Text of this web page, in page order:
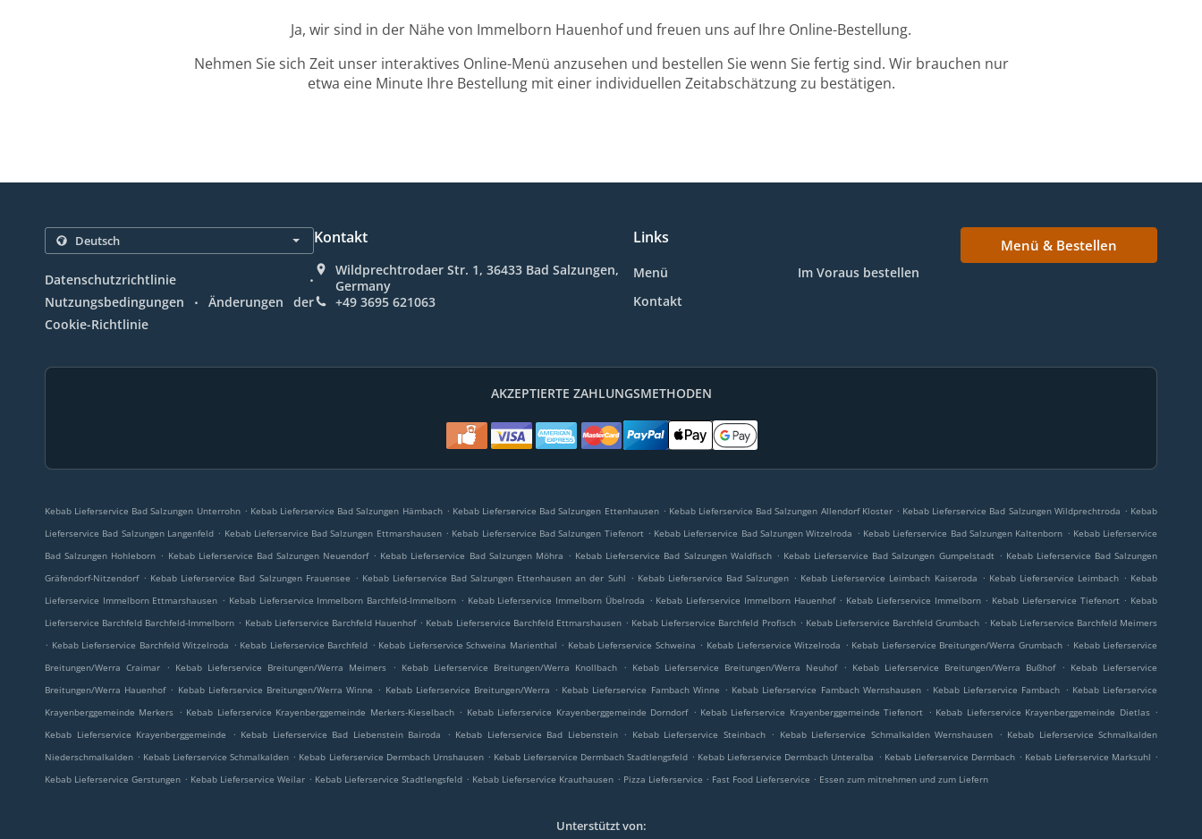
Ja, wir sind in der Nähe von Immelborn Hauenhof und freuen uns auf Ihre Online-Bestellung.
Nehmen Sie sich Zeit unser interaktives Online-Menü anzusehen und bestellen Sie wenn Sie fertig sind. Wir brauchen nur
etwa eine Minute Ihre Bestellung mit einer individuellen Zeitabschätzung zu bestätigen.
Datenschutzrichtlinie .
Nutzungsbedingungen .
Änderungen der
Cookie-Richtlinie
Kontakt
Wildprechtrodaer Str. 1, 36433 Bad Salzungen,
Germany
+49 3695 621063
Links
Menü
Im Voraus bestellen
Kontakt
Menü & Bestellen
AKZEPTIERTE ZAHLUNGSMETHODEN
Kebab Lieferservice Bad Salzungen Unterrohn . Kebab Lieferservice Bad Salzungen Hämbach . Kebab Lieferservice Bad Salzungen Ettenhausen . Kebab Lieferservice Bad Salzungen Allendorf Kloster . Kebab Lieferservice Bad Salzungen Wildprechtroda . Kebab
Lieferservice Bad Salzungen Langenfeld . Kebab Lieferservice Bad Salzungen Ettmarshausen . Kebab Lieferservice Bad Salzungen Tiefenort . Kebab Lieferservice Bad Salzungen Witzelroda . Kebab Lieferservice Bad Salzungen Kaltenborn . Kebab Lieferservice
Bad Salzungen Hohleborn . Kebab Lieferservice Bad Salzungen Neuendorf . Kebab Lieferservice Bad Salzungen Möhra . Kebab Lieferservice Bad Salzungen Waldfisch . Kebab Lieferservice Bad Salzungen Gumpelstadt . Kebab Lieferservice Bad Salzungen
Gräfendorf-Nitzendorf . Kebab Lieferservice Bad Salzungen Frauensee . Kebab Lieferservice Bad Salzungen Ettenhausen an der Suhl . Kebab Lieferservice Bad Salzungen . Kebab Lieferservice Leimbach Kaiseroda . Kebab Lieferservice Leimbach . Kebab
Lieferservice Immelborn Ettmarshausen . Kebab Lieferservice Immelborn Barchfeld-Immelborn . Kebab Lieferservice Immelborn Übelroda . Kebab Lieferservice Immelborn Hauenhof . Kebab Lieferservice Immelborn . Kebab Lieferservice Tiefenort . Kebab
Lieferservice Barchfeld Barchfeld-Immelborn . Kebab Lieferservice Barchfeld Hauenhof . Kebab Lieferservice Barchfeld Ettmarshausen . Kebab Lieferservice Barchfeld Profisch . Kebab Lieferservice Barchfeld Grumbach . Kebab Lieferservice Barchfeld Meimers
. Kebab Lieferservice Barchfeld Witzelroda . Kebab Lieferservice Barchfeld . Kebab Lieferservice Schweina Marienthal . Kebab Lieferservice Schweina . Kebab Lieferservice Witzelroda . Kebab Lieferservice Breitungen/Werra Grumbach . Kebab Lieferservice
Breitungen/Werra Craimar
. Kebab Lieferservice Breitungen/Werra Meimers . Kebab Lieferservice Breitungen/Werra Knollbach . Kebab Lieferservice Breitungen/Werra Neuhof . Kebab Lieferservice Breitungen/Werra Bußhof . Kebab Lieferservice
Breitungen/Werra Hauenhof . Kebab Lieferservice Breitungen/Werra Winne . Kebab Lieferservice Breitungen/Werra . Kebab Lieferservice Fambach Winne . Kebab Lieferservice Fambach Wernshausen . Kebab Lieferservice Fambach . Kebab Lieferservice
Krayenberggemeinde Merkers . Kebab Lieferservice Krayenberggemeinde Merkers-Kieselbach . Kebab Lieferservice Krayenberggemeinde Dorndorf . Kebab Lieferservice Krayenberggemeinde Tiefenort . Kebab Lieferservice Krayenberggemeinde Dietlas .
Kebab Lieferservice Krayenberggemeinde
. Kebab Lieferservice Bad Liebenstein Bairoda . Kebab Lieferservice Bad Liebenstein . Kebab Lieferservice Steinbach . Kebab Lieferservice Schmalkalden Wernshausen . Kebab Lieferservice Schmalkalden
Niederschmalkalden . Kebab Lieferservice Schmalkalden . Kebab Lieferservice Dermbach Urnshausen . Kebab Lieferservice Dermbach Stadtlengsfeld . Kebab Lieferservice Dermbach Unteralba . Kebab Lieferservice Dermbach . Kebab Lieferservice Marksuhl .
Kebab Lieferservice Gerstungen . Kebab Lieferservice Weilar . Kebab Lieferservice Stadtlengsfeld . Kebab Lieferservice Krauthausen . Pizza Lieferservice . Fast Food Lieferservice . Essen zum mitnehmen und zum Liefern
Unterstützt von: